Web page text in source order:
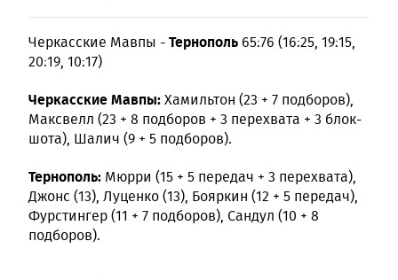
Черкасские Мавпы -Тернополь 65:76 (16:25, 19:15,
20:19, 10:17)
Черкасские Мавпы:Хамильтон (23 + 7 подборов),
Максвелл (23 + 8 подборов + 3 перехвата + 3 блок-
шота), Шалич (9 + 5 подборов).
Тернополь: Мюрри (15 + 5 передач + 3 перехвата),
Джонс (13), Луценко (13), Бояркин (12 + 5 передач),
Фурстингер (11 + 7 подборов), Сандул (10 + 8
подборов).